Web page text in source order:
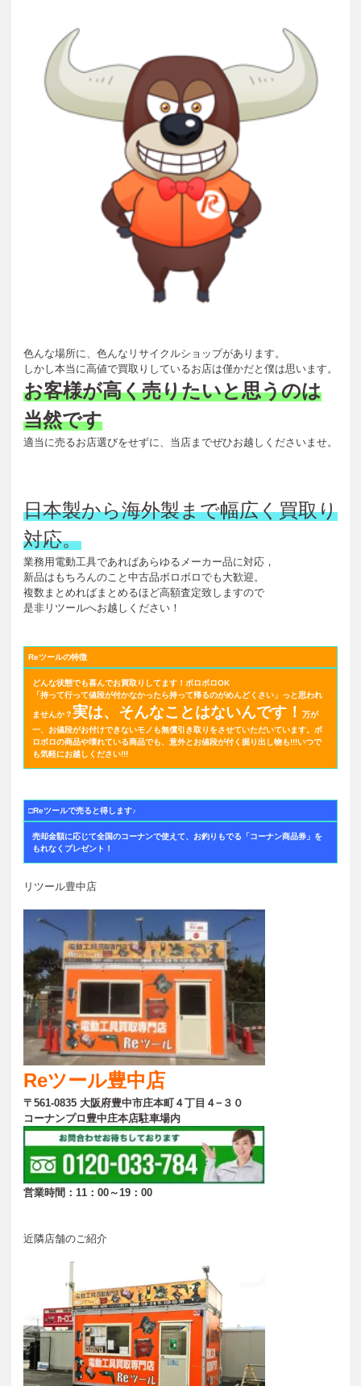
色んな場所に、色んなリサイクルショップがあります。
しかし本当に高値で買取りしているお店は僅かだと僕は思います。
お客様が高く売りたいと思うのは
当然です
適当に売るお店選びをせずに、当店までぜひお越しくださいませ。
日本製から海外製まで幅広く買取り
対応。
業務用電動工具であればあらゆるメーカー品に対応，
新品はもちろんのこと中古品ボロボロでも大歓迎。
複数まとめればまとめるほど高額査定致しますので
是非リツールへお越しください！
Reツールの特徴
どんな状態でも喜んでお買取りしてます！ボロボロOK
「持って行って値段が付かなかったら持って帰るのがめんどくさい」 っと思われ
ませんか？実は、そんなことはないんです！
万が
一、お値段がお付けできないモノも無償引き取りをさせていただいています。
ボ
ロボロの商品や壊れている商品でも、意外とお値段が付く掘り出し物も!!!いつで
も気軽にお越しください!!!
□Reツールで売ると得します♪
売却金額に応じて全国のコーナンで使えて、お釣りもでる「コーナン商品券」を
もれなくプレゼント！
リツール豊中店
Reツール豊中店
〒561-0835 大阪府豊中市庄本町４丁目４−３０
コーナンプロ豊中庄本店駐車場内
営業時間：11：00～19：00
近隣店舗のご紹介